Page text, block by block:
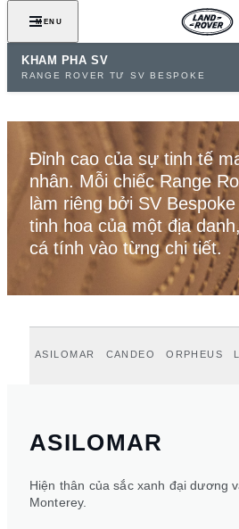
MENU
KHÁM PHÁ SV
RANGE ROVER TỪ SV BESPOKE
Đỉnh cao của sự tinh tế
nhân. Mỗi chiếc Range
làm riêng bởi SV
tinh hoa của một địa
cá tính vào từng chi tiết.
ASILOMAR CANDEO ORPHEUS
ASILOMAR
Hiện thân của sắc xanh đại dương
Monterey.